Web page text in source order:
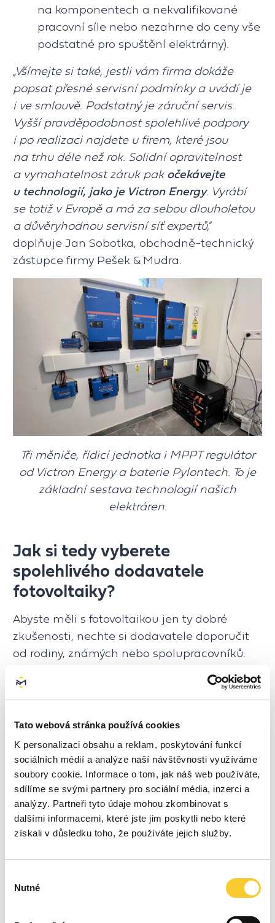
Tato webová stránka používá cookies
K personalizaci obsahu a reklam, poskytování funkcí
sociálních médií a analýze naší návštěvnosti využíváme
soubory cookie. Informace o tom, jak náš web používáte,
sdílíme se svými partnery pro sociální média, inzerci a
analýzy. Partneři tyto údaje mohou zkombinovat s
dalšími informacemi, které jste jim poskytli nebo které
získali v důsledku toho, že používáte jejich služby.
souhlasu
Nutné
na komponentech a nekvalifikované
pracovní síle nebo nezahrne do ceny vše
podstatné pro spuštění elektrárny).
„Všímejte si také, jestli vám firma dokáže
popsat přesné servisní podmínky a uvádí je
i ve smlouvě. Podstatný je záruční servis.
Vyšší pravděpodobnost spolehlivé podpory
i po realizaci najdete u firem, které jsou
na trhu déle než rok. Solidní opravitelnost
a vymahatelnost záruk pak očekávejte
u technologií, jako je Victron Energy. Vyrábí
se totiž v Evropě a má za sebou dlouholetou
a důvěryhodnou servisní síť expertů,“
doplňuje Jan Sobotka, obchodně-technický
zástupce firmy Pešek & Mudra.
Tři měniče, řídicí jednotka i MPPT regulátor
od Victron Energy a baterie Pylontech. To je
základní sestava technologií našich
elektráren.
Jak si tedy vyberete
spolehlivého dodavatele
fotovoltaiky?
Abyste měli s fotovoltaikou jen ty dobré
zkušenosti, nechte si dodavatele doporučit
od rodiny, známých nebo spolupracovníků.
důkladnou rešerši technologií
prostudování nezávislých recenzí
na portálechRefsite,Google reviews
aFirmy.cz,
dohledání firem na portálu Solární
asociace a v obchodním rejstříku, abyste
věděli, jak dlouho už fungují na trhu,
ověření, jestli je elektrárnado budoucna
požadujte také zaslání smlouvy
ještě